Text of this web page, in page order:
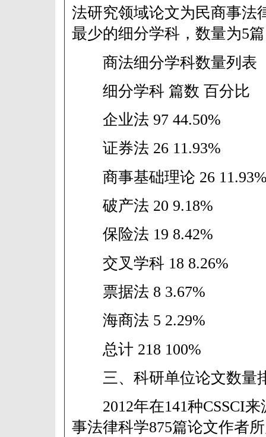
法研究领域论文为民商事法
最少的细分学科，数量为5
商法细分学科数量列表
细分学科 篇数 百分比
企业法 97 44.50%
证券法 26 11.93%
商事基础理论 26
破产法 20 9.18%
保险法 19 8.42%
交叉学科 18 8.26%
票据法 8 3.67%
海商法 5 2.29%
总计 218 100%
三、科研单位论文数量
2012年在141种CSSCI来
事法律科学875篇论文作者